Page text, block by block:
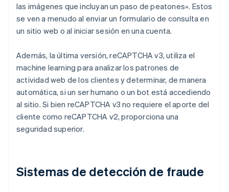
las imágenes que incluyan un paso de peatones». Estos
se ven a menudo al enviar un formulario de consulta en
un sitio web o al iniciar sesión en una cuenta.
Además, la última versión, reCAPTCHA v3, utiliza el
machine learning para analizar los patrones de
actividad web de los clientes y determinar, de manera
automática, si un ser humano o un bot está accediendo
al sitio. Si bien reCAPTCHA v3 no requiere el aporte del
cliente como reCAPTCHA v2, proporciona una
seguridad superior.
Sistemas de detección de fraude